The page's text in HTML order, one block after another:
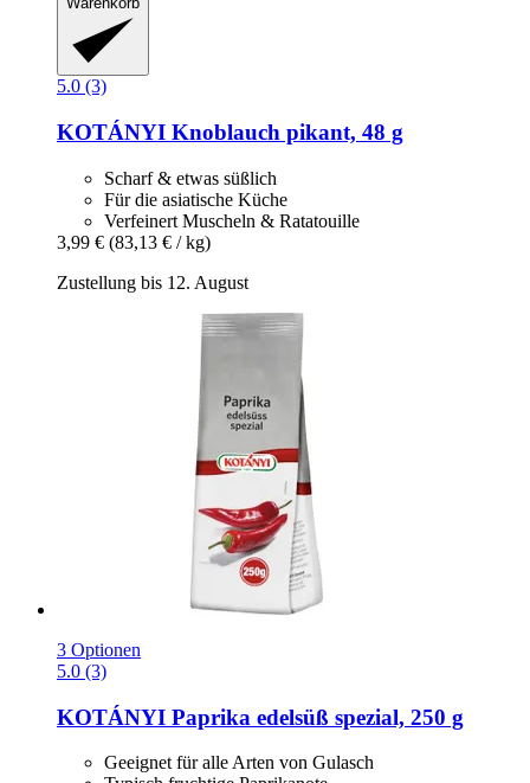
5.0 (3)
KOTÁNYI Knoblauch pikant, 48 g
Scharf & etwas süßlich
Für die asiatische Küche
Verfeinert Muscheln & Ratatouille
3,99 € (83,13 € / kg)
Zustellung bis 12. August
3 Optionen
5.0 (3)
KOTÁNYI Paprika edelsüß spezial, 250 g
Geeignet für alle Arten von Gulasch